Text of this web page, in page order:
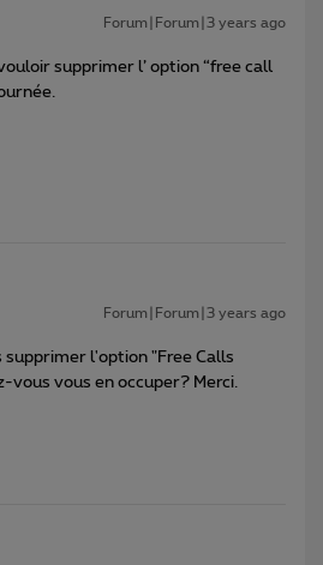
Forum|Forum|3 years ago
supprimer l’ option “free call
Forum|Forum|3 years ago
supprimer l'option "Free Calls
vous vous en occuper? Merci.